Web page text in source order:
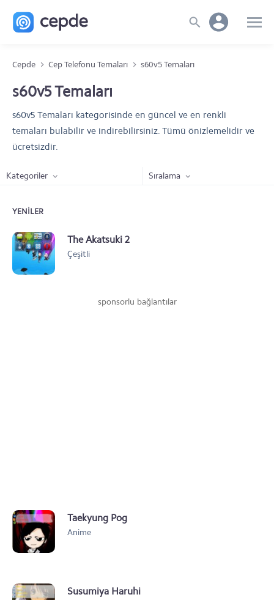
Cepde Cep Telefonu Temaları s60v5 Temaları
s60v5 Temaları
s60v5 Temaları kategorisinde en güncel ve en renkli
temaları bulabilir ve indirebilirsiniz. Tümü önizlemelidir ve
ücretsizdir.
Kategoriler Sıralama
YENILER
The Akatsuki 2
Çeşitli
sponsorlu bağlantılar
Taekyung Pog
Anime
Susumiya Haruhi